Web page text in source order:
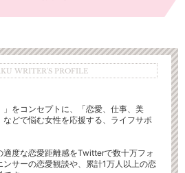
WRITER'S PROFILE
」をコンセプトに、「恋愛、仕事、美
どで悩む女性を応援する、ライフサポ
度な恋愛距離感をTwitterで数十万フォ
ンサーの恋愛観談や、累計1万人以上の恋